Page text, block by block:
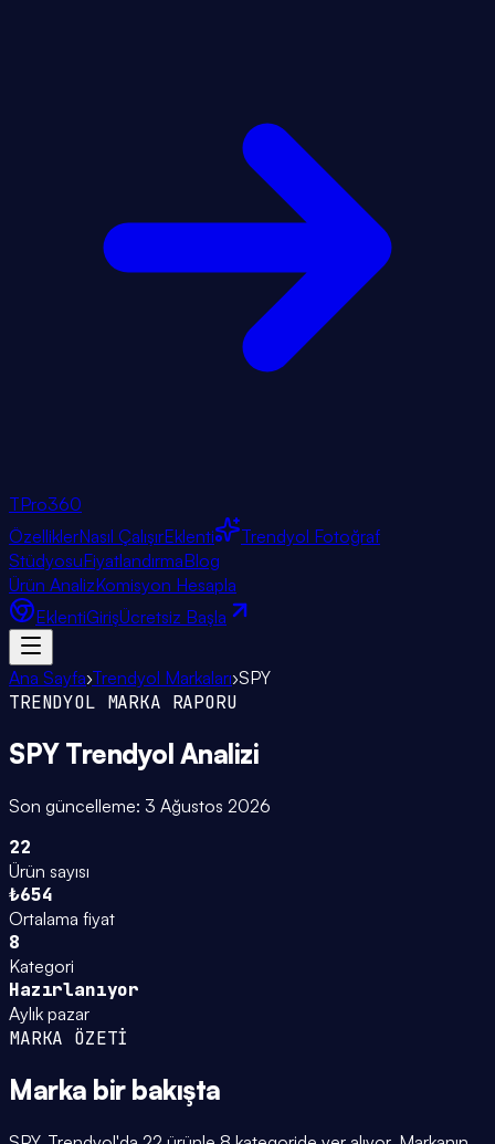
TPro360
ÖzelliklerNasıl ÇalışırEklenti
Trendyol Fotoğraf
StüdyosuFiyatlandırmaBlog
Ürün AnalizKomisyon Hesapla
EklentiGirişÜcretsiz Başla
Ana Sayfa›Trendyol Markaları›SPY
TRENDYOL MARKA RAPORU
SPY Trendyol Analizi
Son güncelleme: 3 Ağustos 2026
22
Ürün sayısı
₺654
Ortalama fiyat
8
Kategori
Hazırlanıyor
Aylık pazar
MARKA ÖZETİ
Marka bir bakışta